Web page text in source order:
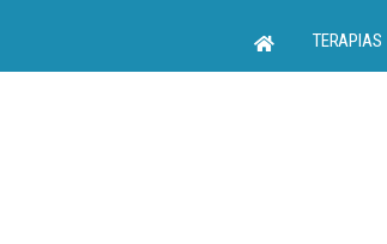
TERAPIAS